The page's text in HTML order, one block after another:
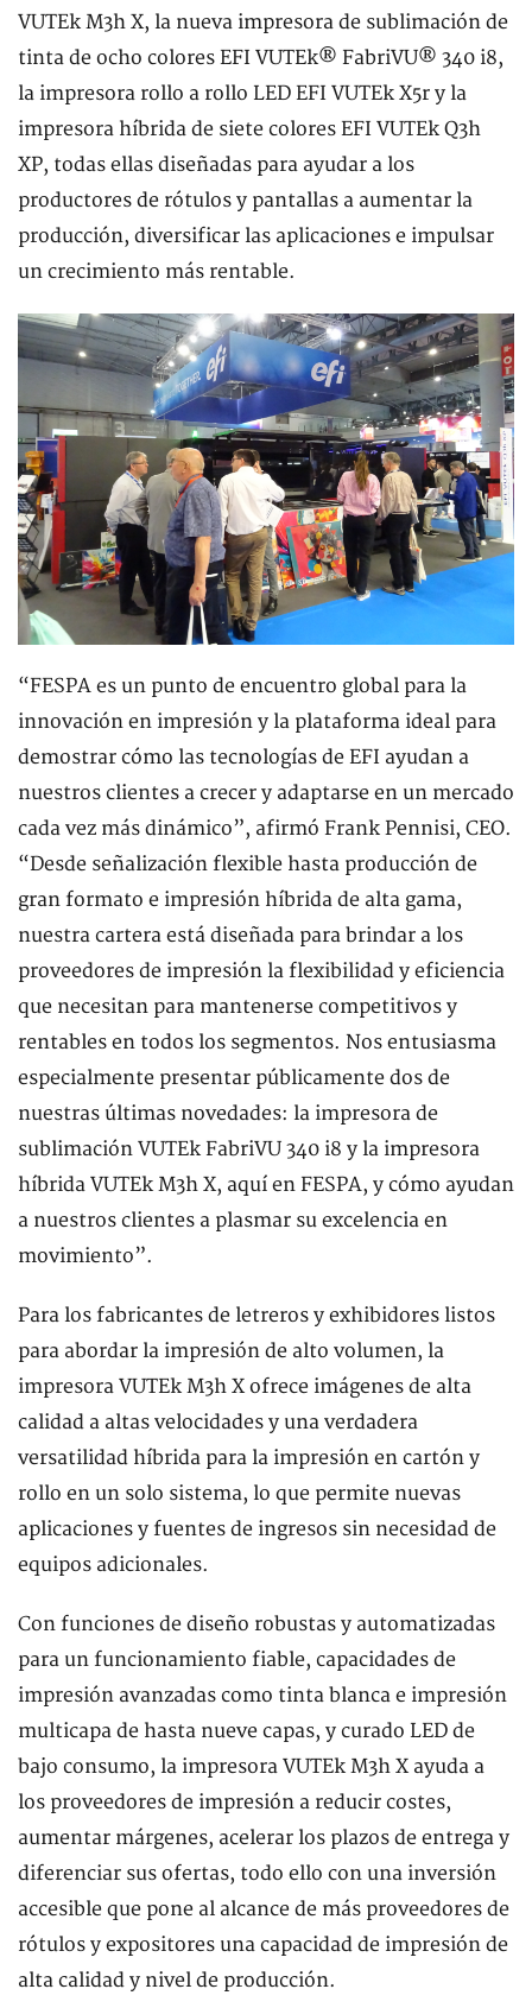
VUTEk M3h X, la nueva impresora de sublimación de
tinta de ocho colores EFI VUTEk® FabriVU® 340 i8,
la impresora rollo a rollo LED EFI VUTEk X5r y la
impresora híbrida de siete colores EFI VUTEk Q3h
XP, todas ellas diseñadas para ayudar a los
productores de rótulos y pantallas a aumentar la
producción, diversificar las aplicaciones e impulsar
un crecimiento más rentable.
“FESPA es un punto de encuentro global para la
innovación en impresión y la plataforma ideal para
demostrar cómo las tecnologías de EFI ayudan a
nuestros clientes a crecer y adaptarse en un mercado
cada vez más dinámico”, afirmó Frank Pennisi, CEO.
“Desde señalización flexible hasta producción de
gran formato e impresión híbrida de alta gama,
nuestra cartera está diseñada para brindar a los
proveedores de impresión la flexibilidad y eficiencia
que necesitan para mantenerse competitivos y
rentables en todos los segmentos. Nos entusiasma
especialmente presentar públicamente dos de
nuestras últimas novedades: la impresora de
sublimación VUTEk FabriVU 340 i8 y la impresora
híbrida VUTEk M3h X, aquí en FESPA, y cómo ayudan
a nuestros clientes a plasmar su excelencia en
movimiento”.
Para los fabricantes de letreros y exhibidores listos
para abordar la impresión de alto volumen, la
impresora VUTEk M3h X ofrece imágenes de alta
calidad a altas velocidades y una verdadera
versatilidad híbrida para la impresión en cartón y
rollo en un solo sistema, lo que permite nuevas
aplicaciones y fuentes de ingresos sin necesidad de
equipos adicionales.
Con funciones de diseño robustas y automatizadas
para un funcionamiento fiable, capacidades de
impresión avanzadas como tinta blanca e impresión
multicapa de hasta nueve capas, y curado LED de
bajo consumo, la impresora VUTEk M3h X ayuda a
los proveedores de impresión a reducir costes,
aumentar márgenes, acelerar los plazos de entrega y
diferenciar sus ofertas, todo ello con una inversión
accesible que pone al alcance de más proveedores de
rótulos y expositores una capacidad de impresión de
alta calidad y nivel de producción.